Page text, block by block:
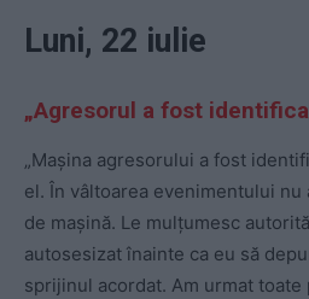
Luni, 22 iulie
„Agresorul a fost
„Mașina agresorului a fost
el. În vâltoarea evenimentului
de mașină. Le mulțumesc
autosesizat înainte ca eu să
sprijinul acordat. Am urmat